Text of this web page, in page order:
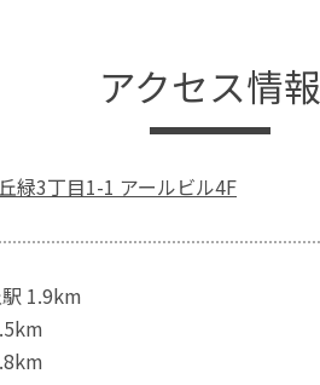
アクセス情報
緑3丁目1-1 アールビル4F
1.9km